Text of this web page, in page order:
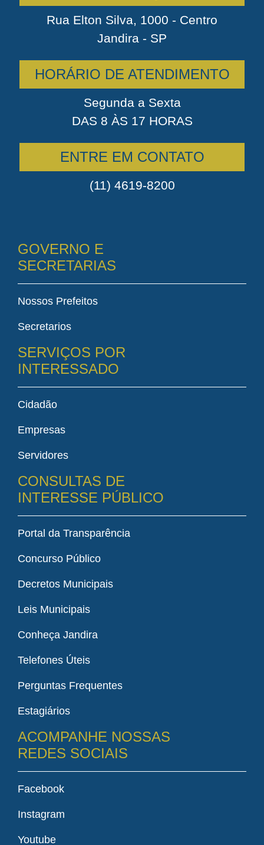
Rua Elton Silva, 1000 - Centro
Jandira - SP
HORÁRIO DE ATENDIMENTO
Segunda a Sexta
DAS 8 ÀS 17 HORAS
ENTRE EM CONTATO
(11) 4619-8200
GOVERNO E
SECRETARIAS
Nossos Prefeitos
Secretarios
SERVIÇOS POR
INTERESSADO
Cidadão
Empresas
Servidores
CONSULTAS DE
INTERESSE PÚBLICO
Portal da Transparência
Concurso Público
Decretos Municipais
Leis Municipais
Conheça Jandira
Telefones Úteis
Perguntas Frequentes
Estagiários
ACOMPANHE NOSSAS
REDES SOCIAIS
Facebook
Instagram
Youtube